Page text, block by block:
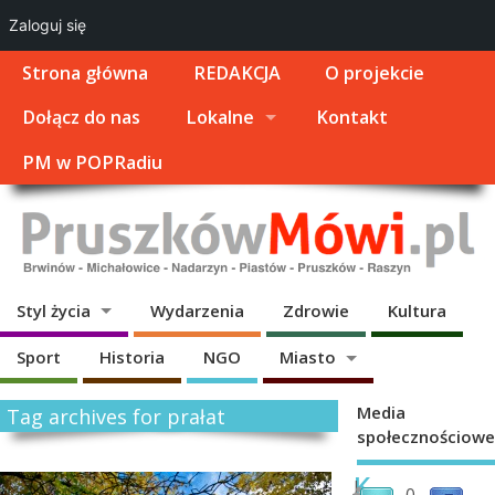
Strona główna REDAKCJA
O projekcie
Dołącz do nas
Lokalne
Kontakt
PM w POPRadiu
Styl życia Wydarzenia Zdrowie Kultura
Sport Historia NGO Miasto
Tag archives for prałat
K
J
Media
społecznościowe
Zaloguj się